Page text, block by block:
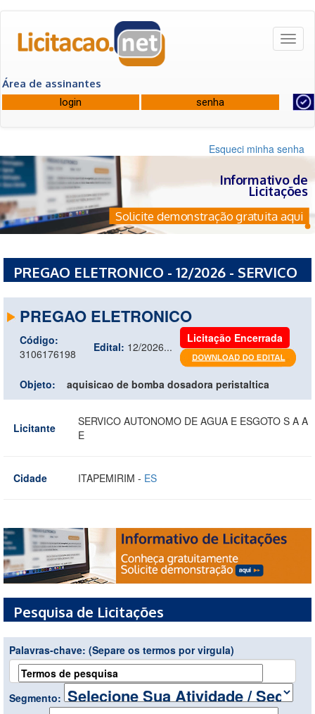
Área de assinantes
Esqueci minha senha
Informativo de
Licitações
Solicite demonstração gratuita aqui
PREGAO ELETRONICO - 12/2026 - SERVICO
PREGAO ELETRONICO
Código:
3106176198
Edital: 12/2026...
Licitação Encerrada
Objeto: aquisicao de bomba dosadora peristaltica
Licitante
SERVICO AUTONOMO DE AGUA E ESGOTO S A A
E
Cidade ITAPEMIRIM - ES
Pesquisa de Licitações
Palavras-chave: (Separe os termos por virgula)
Segmento: